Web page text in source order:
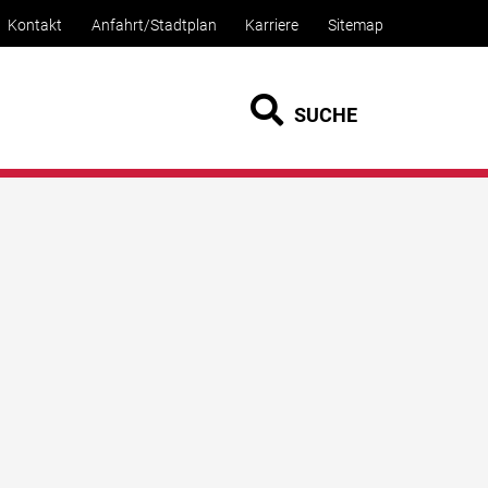
Kontakt Anfahrt/Stadtplan Karriere Sitemap
SUCHE